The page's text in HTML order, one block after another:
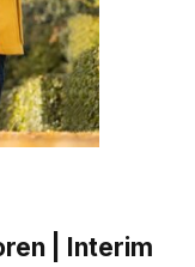
| Interim